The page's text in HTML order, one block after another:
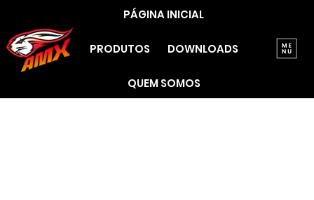
PÁGINA INICIAL
PRODUTOS DOWNLOADS
QUEM SOMOS